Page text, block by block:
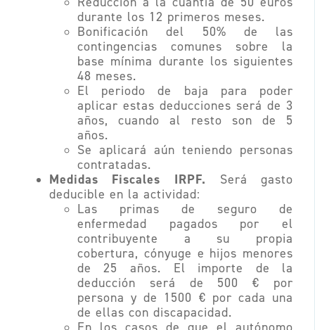
durante los 12 primeros meses.
Bonificación del 50% de las
contingencias comunes sobre la
base mínima durante los siguientes
48 meses.
El periodo de baja para poder
aplicar estas deducciones será de 3
años, cuando al resto son de 5
años.
Se aplicará aún teniendo personas
contratadas.
Medidas Fiscales IRPF. Será gasto
deducible en la actividad:
Las primas de seguro de
enfermedad pagados por el
contribuyente a su propia
cobertura, cónyuge e hijos menores
de 25 años. El importe de la
deducción será de 500 € por
persona y de 1500 € por cada una
de ellas con discapacidad.
En los casos de que el autónomo